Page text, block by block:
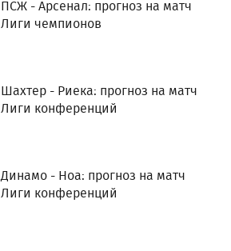
ПСЖ - Арсенал: прогноз на матч
Лиги чемпионов
Шахтер - Риека: прогноз на матч
Лиги конференций
Динамо - Ноа: прогноз на матч
Лиги конференций